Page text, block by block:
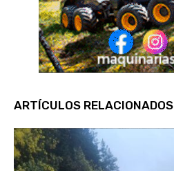
ARTÍCULOS RELACIONADOS